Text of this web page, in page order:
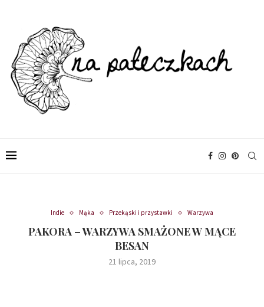
Indie Mąka Przekąski i przystawki Warzywa
PAKORA – WARZYWA SMAŻONE W MĄCE
BESAN
21 lipca, 2019